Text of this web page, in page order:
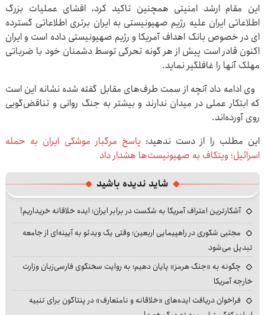
این مقام ارشد امنیتی همچنین تاکید کرد، افشای عملیات بزرگ
اطلاعاتی ایران علیه رژیم صهیونیستی به ایران برتری اطلاعاتی گسترده
ای در خصوص بانک اهداف آمریکا و رژیم صهیونیستی داده است و ایران
اکنون قادر است پیش از هر گونه تحرکی توسط دشمنان خود با ضرباتی
مهلک آنها را غافلگیر نماید.
وی ادامه داد آنچه از سمت طرف‌های مقابل گفته شده نشانه این است
که ابتکار عملی در میدان ندارند و بیشتر به جنگ روانی و تناقض‌گویی
روی آورده‌اند.
این مطلب را از دست ندهید: پاسخ مرگبار موشکی ایران به حمله
اسرائیل؛ ویتکاف به صهیونیست‌ها هشدار داد
شاید ندیده باشید
آشکارترین اعتراف آمریکا به شکست در برابر ایران؛ ایده خلاقانه خریداریم!
مجتبی شکوری در راهپیمایی اربعین؛ وقتی یک ویدئو به آیینه‌ای از جامعه
تبدیل می‌شود
چگونه به «جنگ هرمز» پایان دهیم؛ به روایت سخنگوی فارسی‌زبان وزارت
خارجه آمریکا
فراخوان دریافت ایده‌های «خلاقانه و نامتعارف» در پنتاگون برای تنبیه